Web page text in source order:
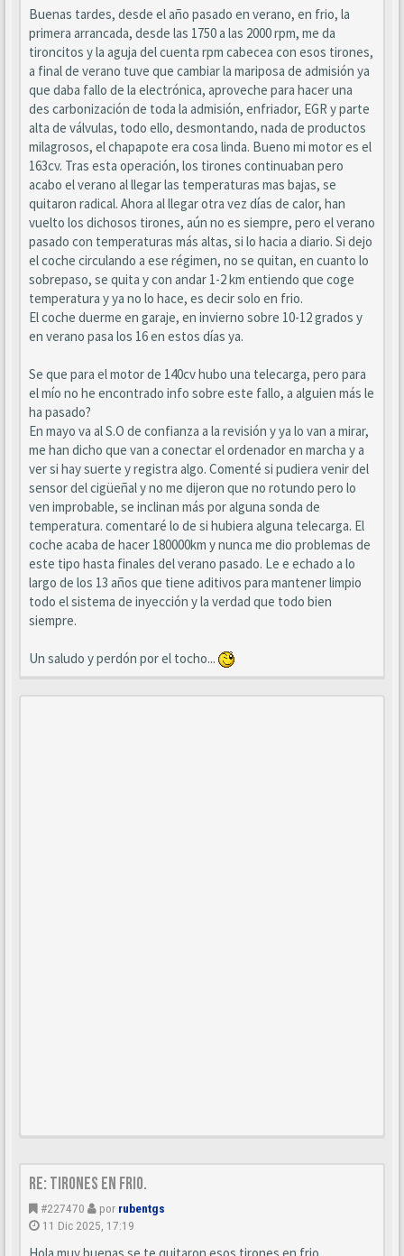
Buenas tardes, desde el año pasado en verano, en frio, la
primera arrancada, desde las 1750 a las 2000 rpm, me da
tironcitos y la aguja del cuenta rpm cabecea con esos tirones,
a final de verano tuve que cambiar la mariposa de admisión ya
que daba fallo de la electrónica, aproveche para hacer una
des carbonización de toda la admisión, enfriador, EGR y parte
alta de válvulas, todo ello, desmontando, nada de productos
milagrosos, el chapapote era cosa linda. Bueno mi motor es el
163cv. Tras esta operación, los tirones continuaban pero
acabo el verano al llegar las temperaturas mas bajas, se
quitaron radical. Ahora al llegar otra vez días de calor, han
vuelto los dichosos tirones, aún no es siempre, pero el verano
pasado con temperaturas más altas, si lo hacia a diario. Si dejo
el coche circulando a ese régimen, no se quitan, en cuanto lo
sobrepaso, se quita y con andar 1-2 km entiendo que coge
temperatura y ya no lo hace, es decir solo en frio.
El coche duerme en garaje, en invierno sobre 10-12 grados y
en verano pasa los 16 en estos días ya.
Se que para el motor de 140cv hubo una telecarga, pero para
el mío no he encontrado info sobre este fallo, a alguien más le
ha pasado?
En mayo va al S.O de confianza a la revisión y ya lo van a mirar,
me han dicho que van a conectar el ordenador en marcha y a
ver si hay suerte y registra algo. Comenté si pudiera venir del
sensor del cigüeñal y no me dijeron que no rotundo pero lo
ven improbable, se inclinan más por alguna sonda de
temperatura. comentaré lo de si hubiera alguna telecarga. El
coche acaba de hacer 180000km y nunca me dio problemas de
este tipo hasta finales del verano pasado. Le e echado a lo
largo de los 13 años que tiene aditivos para mantener limpio
todo el sistema de inyección y la verdad que todo bien
siempre.
Un saludo y perdón por el tocho...
Re: Tirones en frio.
#227470 por rubentgs
11 Dic 2025, 17:19